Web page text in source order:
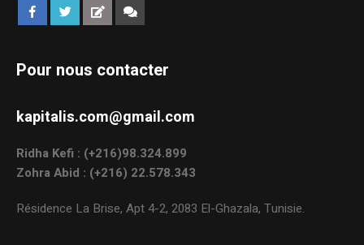
Pour nous contacter
kapitalis.com@gmail.com
Ridha Kefi : (+216)98.324.899
Zohra Abid : (+216) 22.578.343
Résidence La Brise, Apt 4-2, 2083 El-Ghazala, Tunisie.